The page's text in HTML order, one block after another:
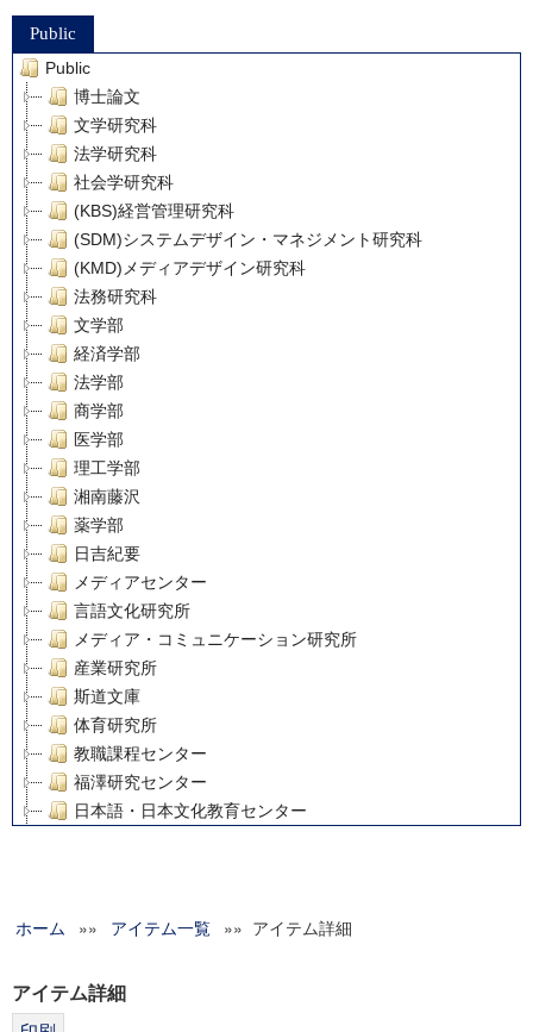
Public
Public
博士論文
文学研究科
法学研究科
社会学研究科
(KBS)経営管理研究科
(SDM)システムデザイン・マネジメント研究科
(KMD)メディアデザイン研究科
法務研究科
文学部
経済学部
法学部
商学部
医学部
理工学部
湘南藤沢
薬学部
日吉紀要
メディアセンター
言語文化研究所
メディア・コミュニケーション研究所
産業研究所
斯道文庫
体育研究所
教職課程センター
福澤研究センター
日本語・日本文化教育センター
グローバルリサーチインスティテュート
科学研究費補助金研究成果報告書
ホーム »» アイテム一覧 »» アイテム詳細
アイテム詳細